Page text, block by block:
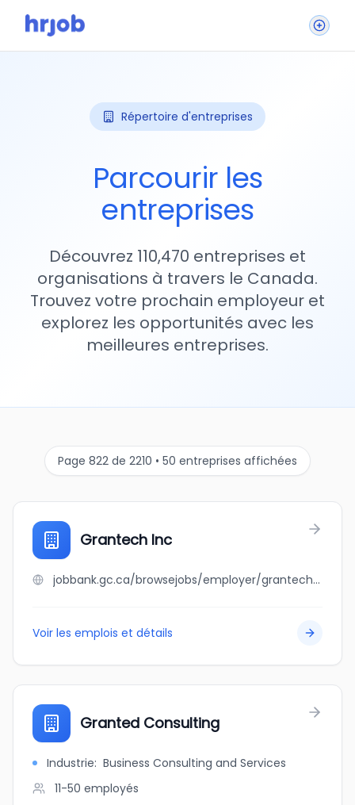
Répertoire d'entreprises
Parcourir les
entreprises
Découvrez 110,470 entreprises et
organisations à travers le Canada.
Trouvez votre prochain employeur et
explorez les opportunités avec les
meilleures entreprises.
Page 822 de 2210 • 50 entreprises affichées
Grantech Inc
jobbank.gc.ca/browsejobs/employer/grantech+inc/ca
Voir les emplois et détails
Granted Consulting
Industrie: Business Consulting and Services
11-50 employés